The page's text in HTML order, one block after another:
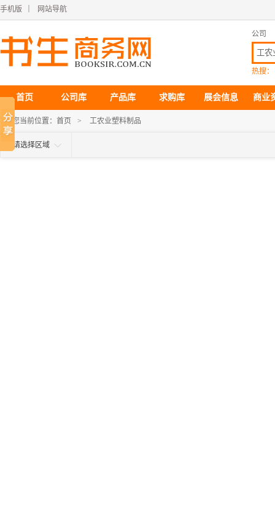
手机版 网站导航
公司
热搜：
首页 公司库 产品库 求购库 展会信息 商业
您当前位置： 首页 > 工农业塑料制品
请选择区域